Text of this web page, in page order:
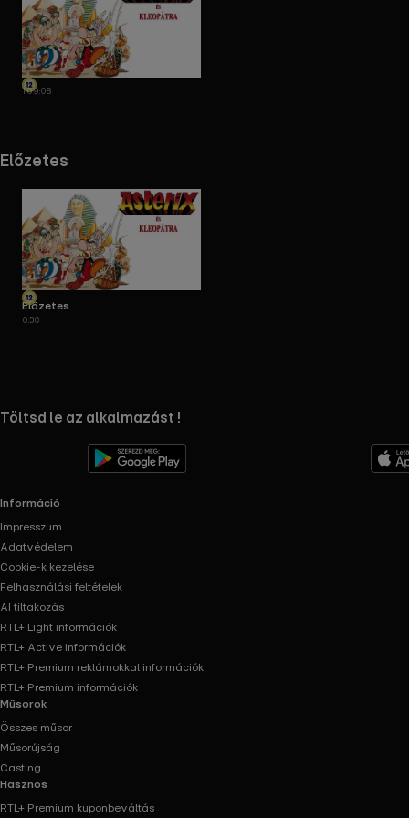
1:09:08
Előzetes
Előzetes
0:30
RTL+ useful links.
Töltsd le az alkalmazást !
Információ
Impresszum
Adatvédelem
Cookie-k kezelése
Felhasználási feltételek
AI tiltakozás
RTL+ Light információk
RTL+ Active információk
RTL+ Premium reklámokkal információk
RTL+ Premium információk
Műsorok
Összes műsor
Műsorújság
Casting
Hasznos
RTL+ Premium kuponbeváltás